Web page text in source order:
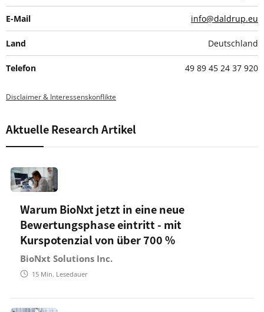
E-Mail info@daldrup.eu
Land Deutschland
Telefon 49 89 45 24 37 920
Disclaimer & Interessenskonflikte
Aktuelle Research Artikel
Warum BioNxt jetzt in eine neue
Bewertungsphase eintritt - mit
Kurspotenzial von über 700 %
BioNxt Solutions Inc.
15 Min. Lesedauer